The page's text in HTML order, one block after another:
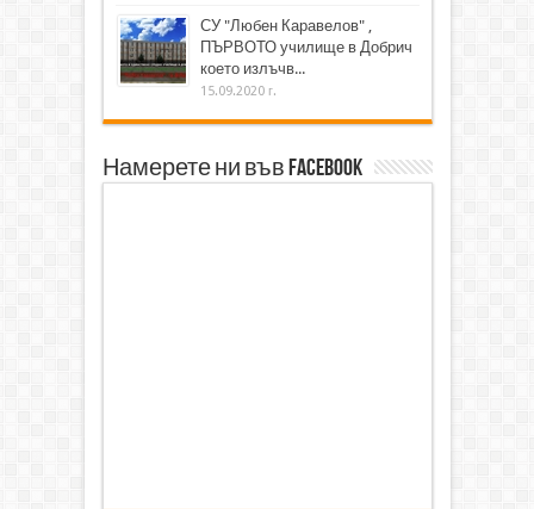
СУ "Любен Каравелов" ,
ПЪРВОТО училище в Добрич
което излъчв...
15.09.2020 г.
Намерете ни във Facebook